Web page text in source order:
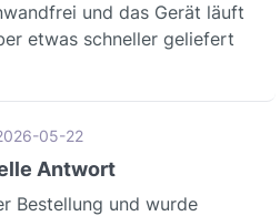
und das Gerät läuft
etwas schneller geliefert
von 5 von 5 Sternen
05-22
Antwort
Bestellung und wurde